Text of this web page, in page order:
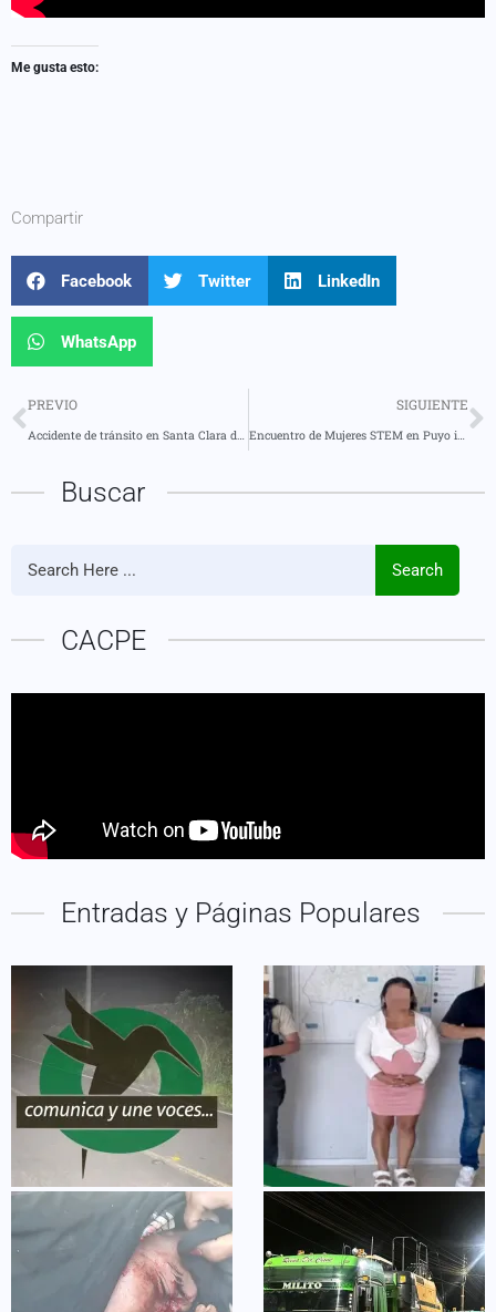
Me gusta esto:
Compartir
Facebook Twitter LinkedIn
WhatsApp
PREVIO
Accidente de tránsito en Santa Clara deja un fallecido y un herido
SIGUIENTE
Encuentro de Mujeres STEM en Puyo impulsa innovación y equidad en la Amazonía
Buscar
Search
CACPE
Entradas y Páginas Populares